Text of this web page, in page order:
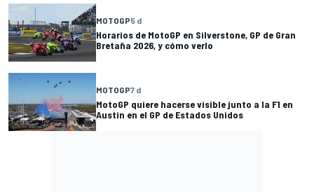
MOTOGP5 d
Horarios de MotoGP en Silverstone, GP de Gran
Bretaña 2026, y cómo verlo
MOTOGP7 d
MotoGP quiere hacerse visible junto a la F1 en
Austin en el GP de Estados Unidos